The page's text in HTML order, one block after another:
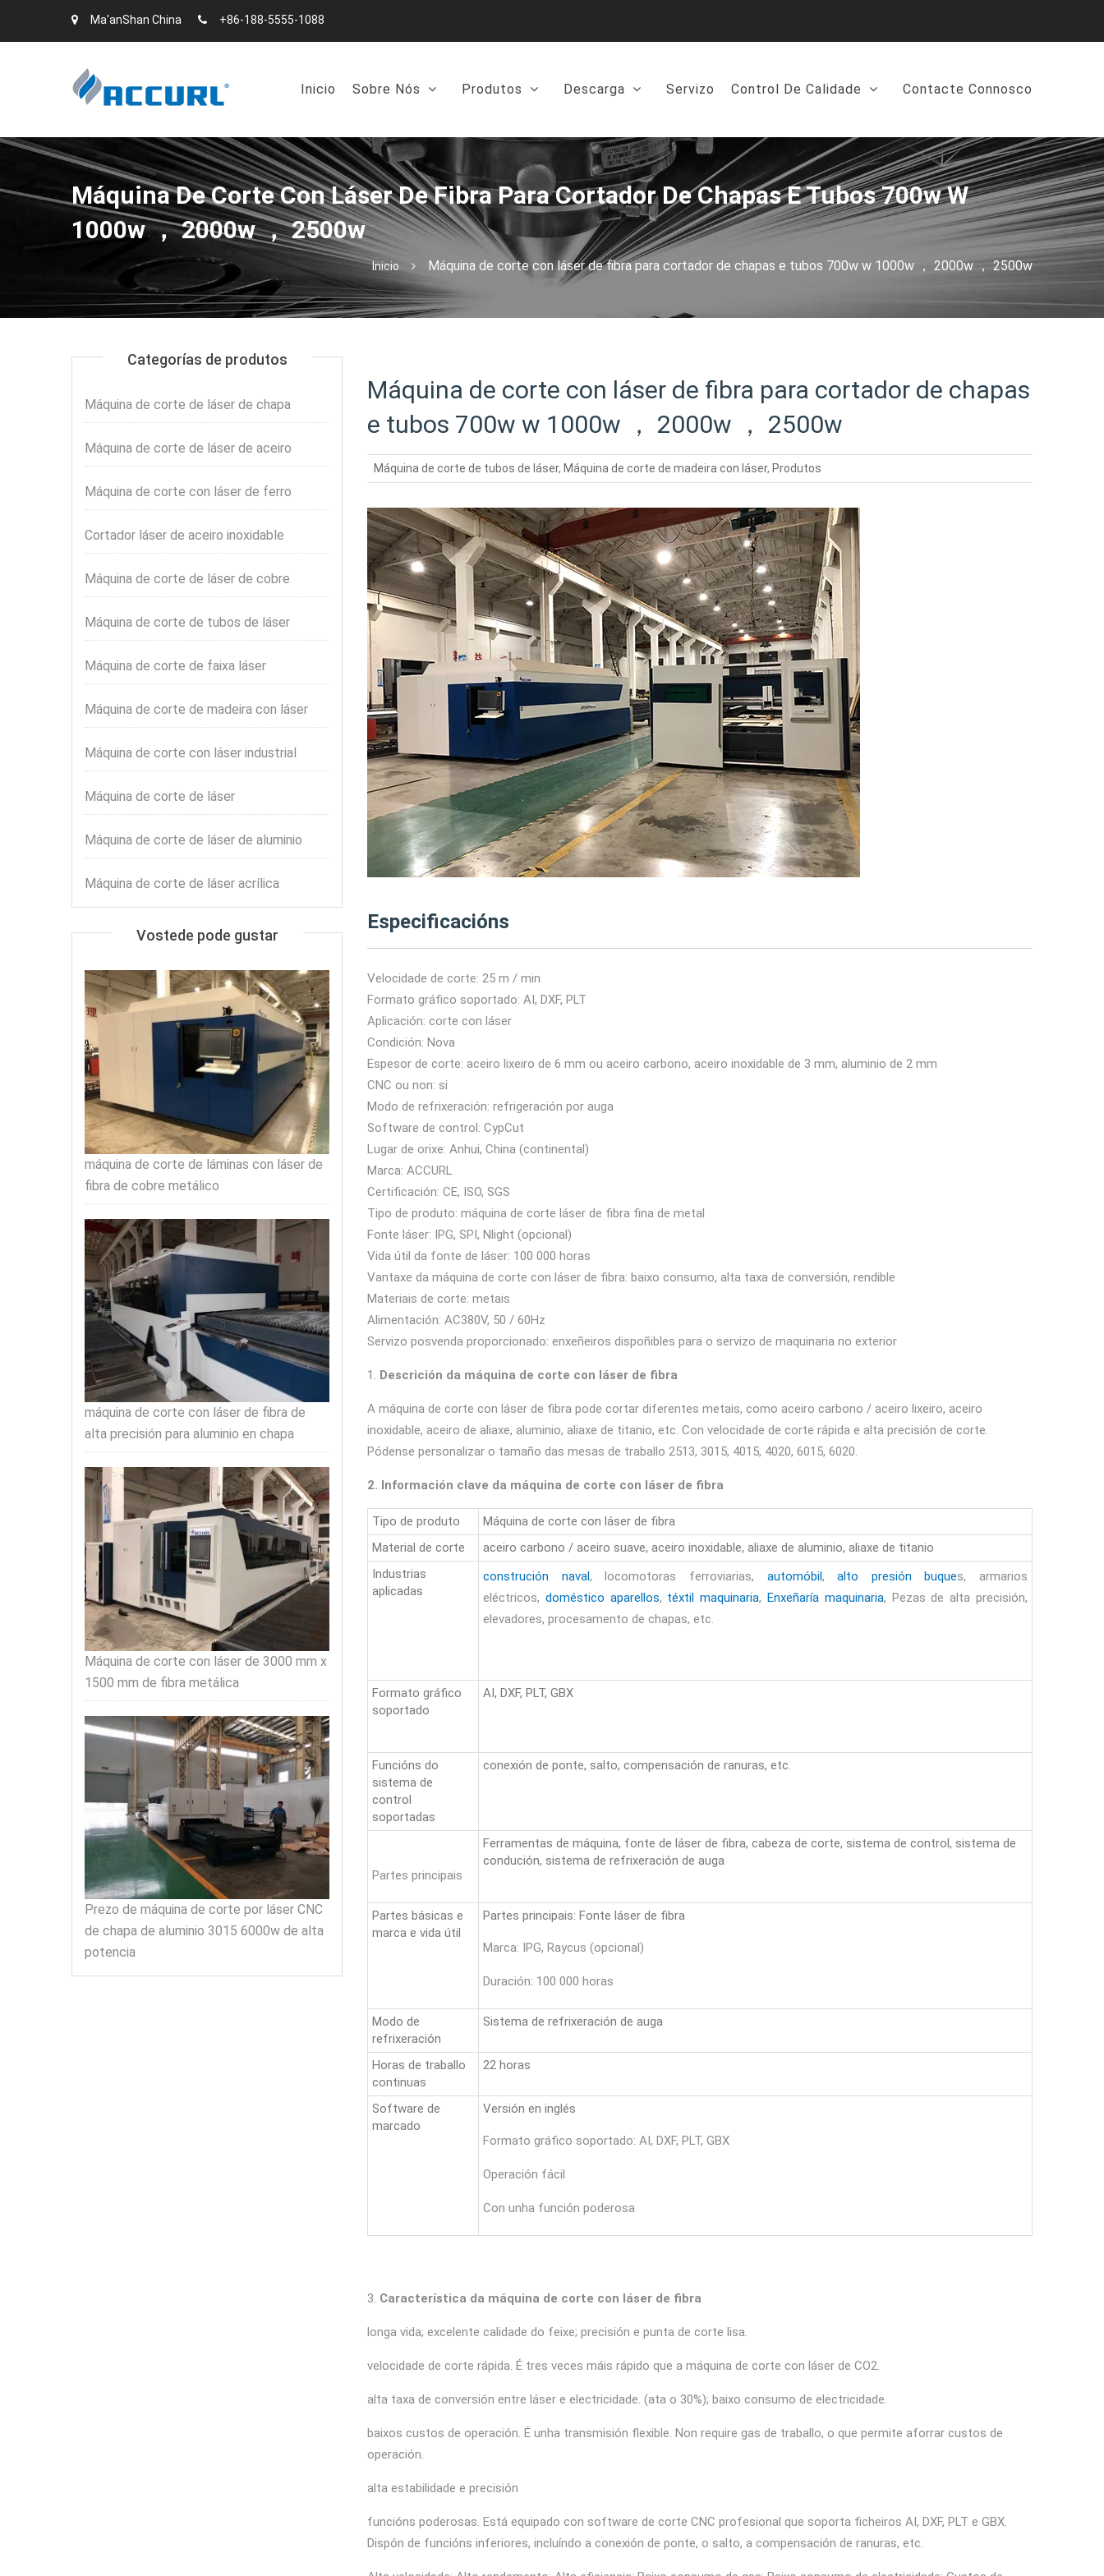
Ma'anShan China +86-188-5555-1088
Inicio Sobre Nós Produtos Descarga Servizo Control De Calidade Contacte Connosco
Máquina De Corte Con Láser De Fibra Para Cortador De Chapas E Tubos 700w W
1000w ， 2000w ， 2500w
Inicio Máquina de corte con láser de fibra para cortador de chapas e tubos 700w w 1000w ， 2000w ， 2500w
Máquina de corte con láser de fibra para cortador de chapas
e tubos 700w w 1000w ， 2000w ， 2500w
Máquina de corte de tubos de láser, Máquina de corte de madeira con láser, Produtos
Especificacións
Velocidade de corte: 25 m / min
Formato gráfico soportado: AI, DXF, PLT
Aplicación: corte con láser
Condición: Nova
Espesor de corte: aceiro lixeiro de 6 mm ou aceiro carbono, aceiro inoxidable de 3 mm, aluminio de 2 mm
CNC ou non: si
Modo de refrixeración: refrigeración por auga
Software de control: CypCut
Lugar de orixe: Anhui, China (continental)
Marca: ACCURL
Certificación: CE, ISO, SGS
Tipo de produto: máquina de corte láser de fibra fina de metal
Fonte láser: IPG, SPI, Nlight (opcional)
Vida útil da fonte de láser: 100 000 horas
Vantaxe da máquina de corte con láser de fibra: baixo consumo, alta taxa de conversión, rendible
Materiais de corte: metais
Alimentación: AC380V, 50 / 60Hz
Servizo posvenda proporcionado: enxeñeiros dispoñibles para o servizo de maquinaria no exterior
1. Descrición da máquina de corte con láser de fibra
A máquina de corte con láser de fibra pode cortar diferentes metais, como aceiro carbono / aceiro lixeiro, aceiro
inoxidable, aceiro de aliaxe, aluminio, aliaxe de titanio, etc. Con velocidade de corte rápida e alta precisión de corte.
Pódense personalizar o tamaño das mesas de traballo 2513, 3015, 4015, 4020, 6015, 6020.
2. Información clave da máquina de corte con láser de fibra
Tipo de produto
Máquina de corte con láser de fibra
Material de corte
aceiro carbono / aceiro suave, aceiro inoxidable, aliaxe de aluminio, aliaxe de titanio
Industrias
aplicadas
construción naval, locomotoras ferroviarias, automóbil,alto presión buques, armarios
eléctricos, doméstico aparellos, téxtil maquinaria,Enxeñaría maquinaria, Pezas de alta precisión,
elevadores, procesamento de chapas, etc.
Formato gráfico
soportado
AI, DXF, PLT, GBX
Funcións do
sistema de
control
soportadas
conexión de ponte, salto, compensación de ranuras, etc.
Partes principais
Ferramentas de máquina, fonte de láser de fibra, cabeza de corte, sistema de control, sistema de
condución, sistema de refrixeración de auga
Partes básicas e
marca e vida útil
Partes principais: Fonte láser de fibra
Marca: IPG, Raycus (opcional)
Duración: 100 000 horas
Modo de
refrixeración
Sistema de refrixeración de auga
Horas de traballo
continuas
22 horas
Software de
marcado
Versión en inglés
Formato gráfico soportado: AI, DXF, PLT, GBX
Operación fácil
Con unha función poderosa
3. Característica da máquina de corte con láser de fibra
longa vida; excelente calidade do feixe; precisión e punta de corte lisa.
velocidade de corte rápida. É tres veces máis rápido que a máquina de corte con láser de CO2.
alta taxa de conversión entre láser e electricidade. (ata o 30%); baixo consumo de electricidade.
baixos custos de operación. É unha transmisión flexible. Non require gas de traballo, o que permite aforrar custos de
operación.
alta estabilidade e precisión
funcións poderosas. Está equipado con software de corte CNC profesional que soporta ficheiros AI, DXF, PLT e GBX.
Dispón de funcións inferiores, incluíndo a conexión de ponte, o salto, a compensación de ranuras, etc.
Categorías de produtos
Máquina de corte de láser de chapa
Máquina de corte de láser de aceiro
Máquina de corte con láser de ferro
Cortador láser de aceiro inoxidable
Máquina de corte de láser de cobre
Máquina de corte de tubos de láser
Máquina de corte de faixa láser
Máquina de corte de madeira con láser
Máquina de corte con láser industrial
Máquina de corte de láser
Máquina de corte de láser de aluminio
Máquina de corte de láser acrílica
Vostede pode gustar
máquina de corte de láminas con láser de
fibra de cobre metálico
máquina de corte con láser de fibra de
alta precisión para aluminio en chapa
Máquina de corte con láser de 3000 mm x
1500 mm de fibra metálica
Prezo de máquina de corte por láser CNC
de chapa de aluminio 3015 6000w de alta
potencia